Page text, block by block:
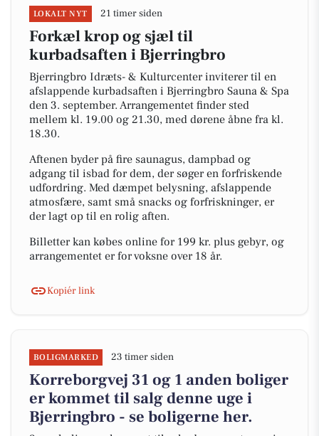
LOKALT NYT 21 timer siden
Forkæl krop og sjæl til
kurbadsaften i Bjerringbro
Bjerringbro Idræts- & Kulturcenter inviterer til en
afslappende kurbadsaften i Bjerringbro Sauna & Spa
den 3. september. Arrangementet finder sted
mellem kl. 19.00 og 21.30, med dørene åbne fra kl.
18.30.
Aftenen byder på fire saunagus, dampbad og
adgang til isbad for dem, der søger en forfriskende
udfordring. Med dæmpet belysning, afslappende
atmosfære, samt små snacks og forfriskninger, er
der lagt op til en rolig aften.
Billetter kan købes online for 199 kr. plus gebyr, og
arrangementet er for voksne over 18 år.
Kopiér link
BOLIGMARKED 23 timer siden
Korreborgvej 31 og 1 anden boliger
er kommet til salg denne uge i
Bjerringbro - se boligerne her.